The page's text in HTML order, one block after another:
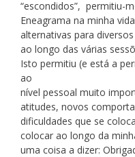
“escondidos”, permitiu-
Eneagrama na minha
alternativas para
ao longo das várias
Isto permitiu (e está a
ao
nível pessoal muito
atitudes, novos
dificuldades que se
colocar ao longo da
uma coisa a dizer: